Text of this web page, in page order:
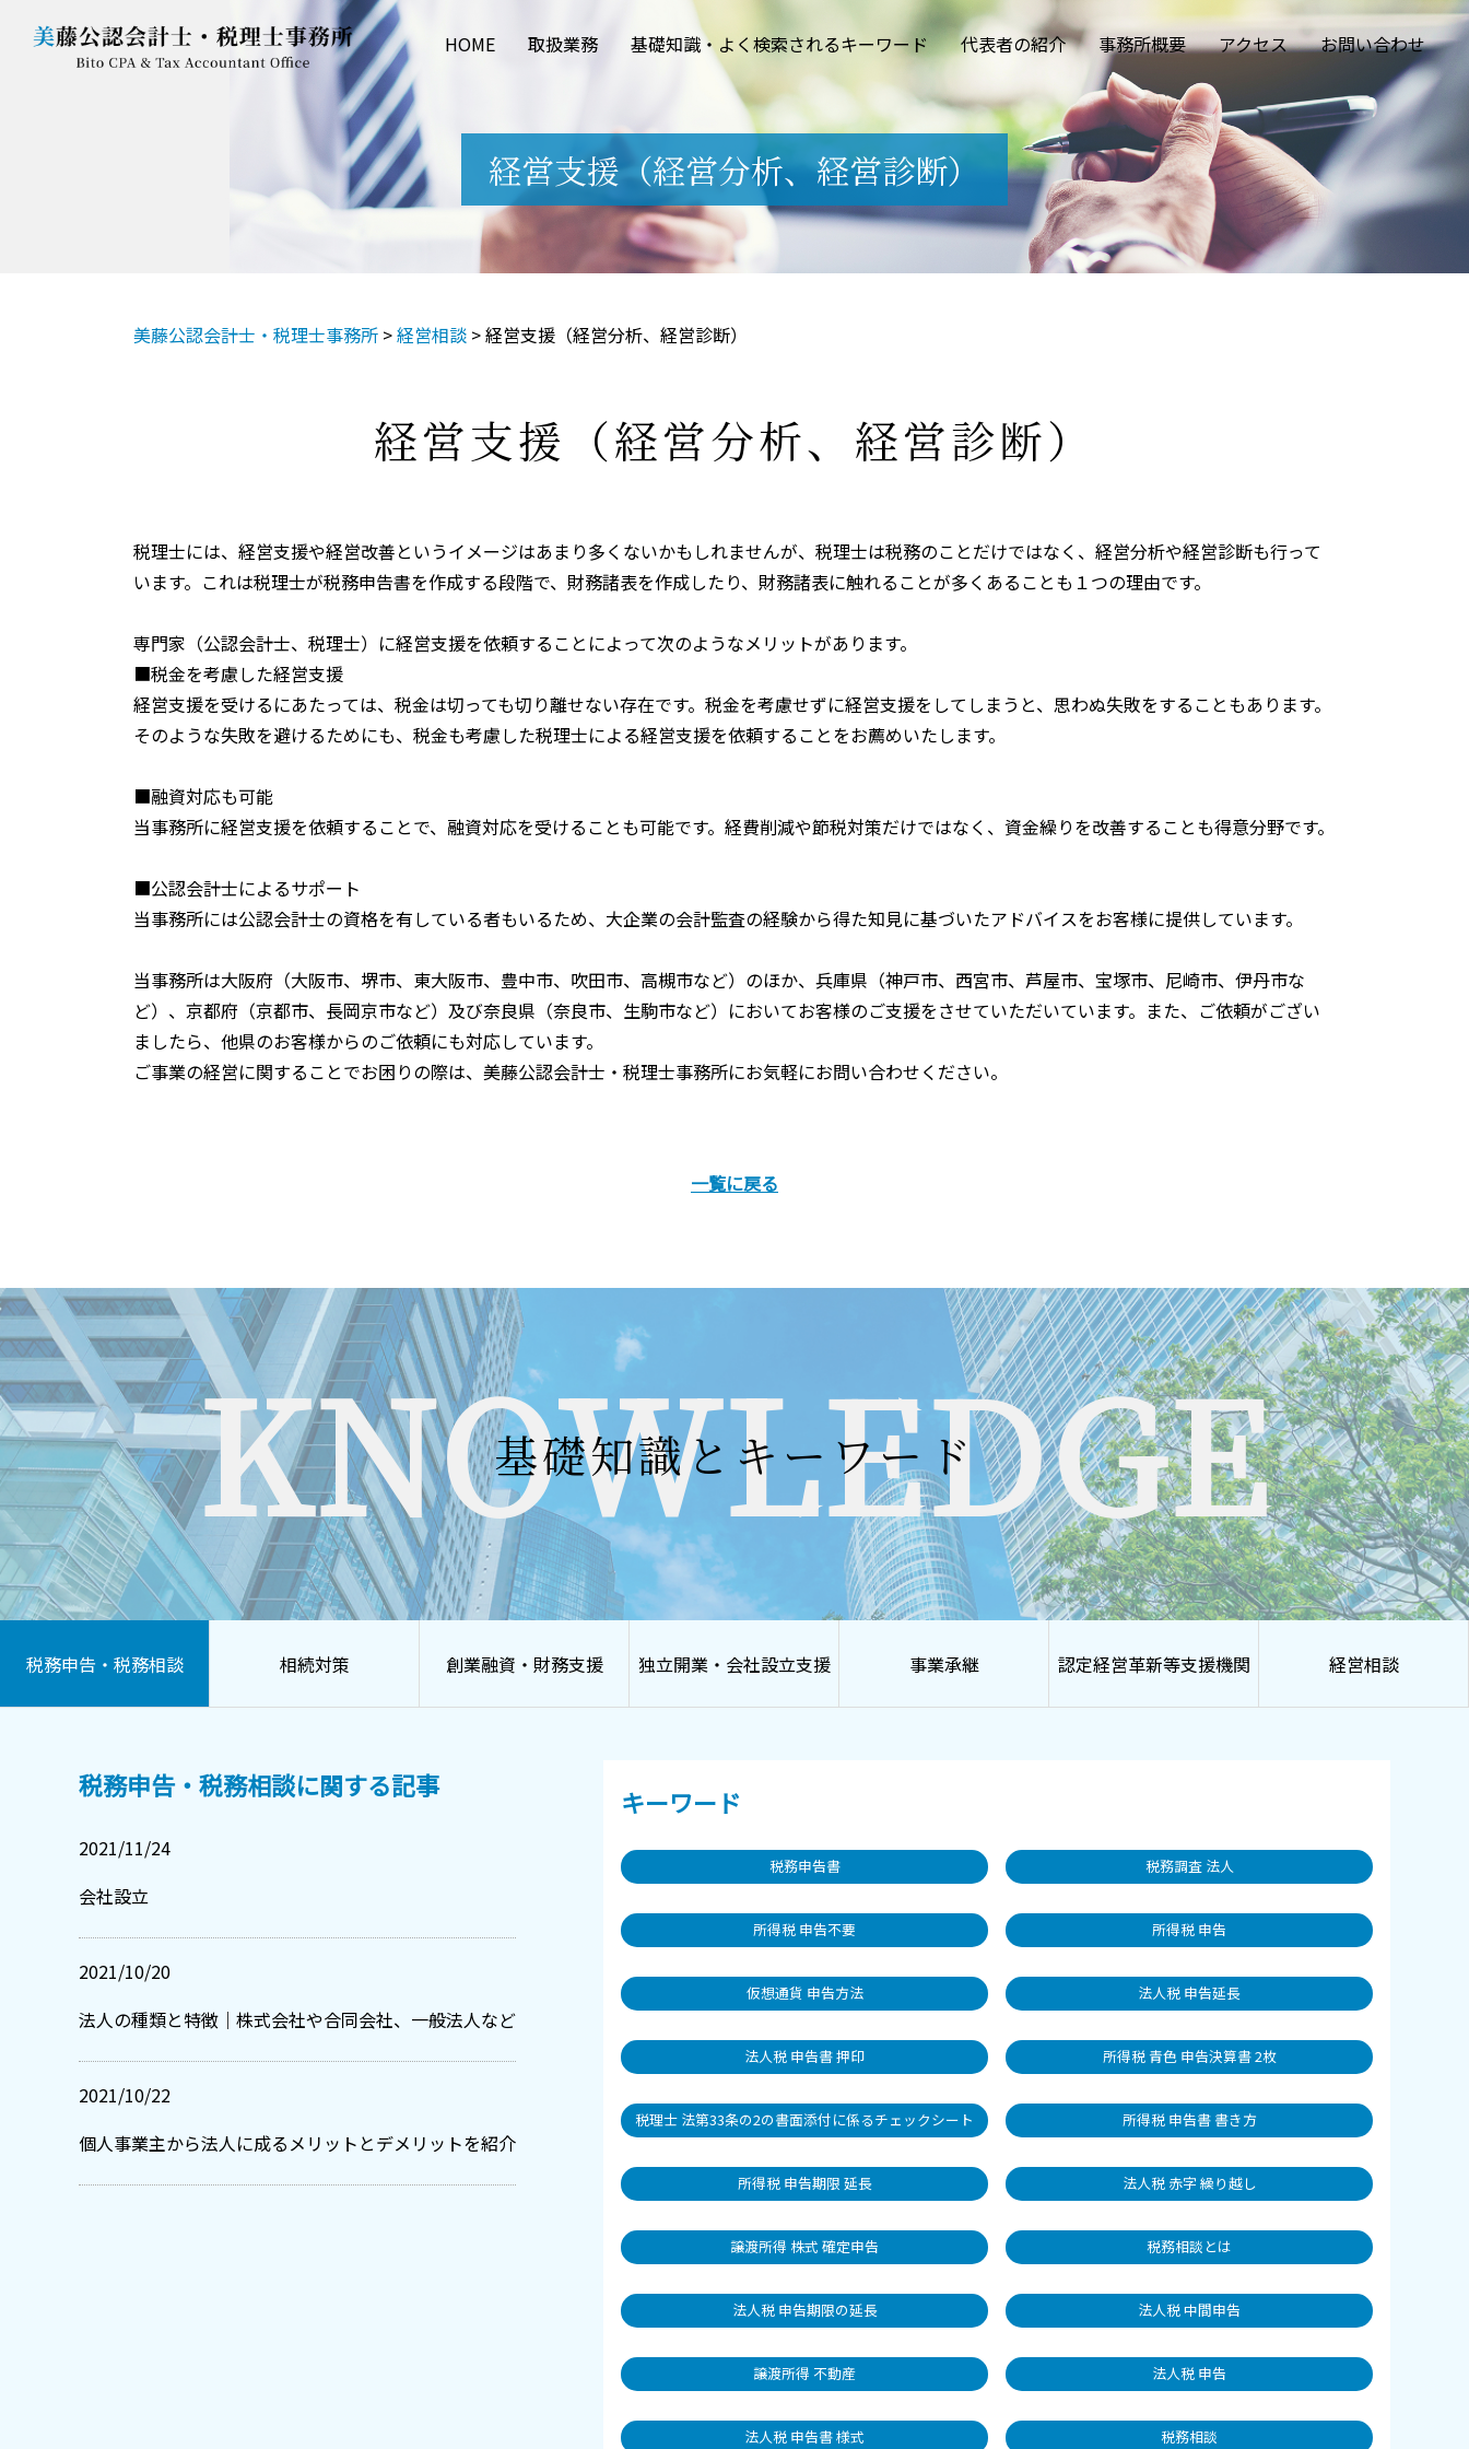
HOME 取扱業務 基礎知識・よく検索されるキーワード 代表者の紹介 事務所概要 アクセス お問い合わせ
経営支援（経営分析、経営診断）
美藤公認会計士・税理士事務所 >経営相談 >経営支援（経営分析、経営診断）
経営支援（経営分析、経営診断）
税理士には、経営支援や経営改善というイメージはあまり多くないかもしれませんが、税理士は税務のことだけではなく、経営分析や経営診断も行って
います。これは税理士が税務申告書を作成する段階で、財務諸表を作成したり、財務諸表に触れることが多くあることも１つの理由です。
専門家（公認会計士、税理士）に経営支援を依頼することによって次のようなメリットがあります。
■税金を考慮した経営支援
経営支援を受けるにあたっては、税金は切っても切り離せない存在です。税金を考慮せずに経営支援をしてしまうと、思わぬ失敗をすることもあります。
そのような失敗を避けるためにも、税金も考慮した税理士による経営支援を依頼することをお薦めいたします。
■融資対応も可能
当事務所に経営支援を依頼することで、融資対応を受けることも可能です。経費削減や節税対策だけではなく、資金繰りを改善することも得意分野です。
■公認会計士によるサポート
当事務所には公認会計士の資格を有している者もいるため、大企業の会計監査の経験から得た知見に基づいたアドバイスをお客様に提供しています。
当事務所は大阪府（大阪市、堺市、東大阪市、豊中市、吹田市、高槻市など）のほか、兵庫県（神戸市、西宮市、芦屋市、宝塚市、尼崎市、伊丹市な
ど）、京都府（京都市、長岡京市など）及び奈良県（奈良市、生駒市など）においてお客様のご支援をさせていただいています。また、ご依頼がござい
ましたら、他県のお客様からのご依頼にも対応しています。
ご事業の経営に関することでお困りの際は、美藤公認会計士・税理士事務所にお気軽にお問い合わせください。
一覧に戻る
KNOWLEDGE
基礎知識とキーワード
税務申告・税務相談 相続対策 創業融資・財務支援 独立開業・会社設立支援 事業承継 認定経営革新等支援機関 経営相談
税務申告・税務相談に関する記事
2021/11/24
会社設立
2021/10/20
法人の種類と特徴｜株式会社や合同会社、一般法人など
2021/10/22
個人事業主から法人に成るメリットとデメリットを紹介
キーワード
税務申告書 税務調査 法人
所得税 申告不要 所得税 申告
仮想通貨 申告方法 法人税 申告延長
法人税 申告書 押印 所得税 青色 申告決算書 2枚
税理士 法第33条の2の書面添付に係るチェックシート 所得税 申告書 書き方
所得税 申告期限 延長 法人税 赤字 繰り越し
譲渡所得 株式 確定申告 税務相談とは
法人税 申告期限の延長 法人税 中間申告
譲渡所得 不動産 法人税 申告
法人税 申告書 様式 税務相談